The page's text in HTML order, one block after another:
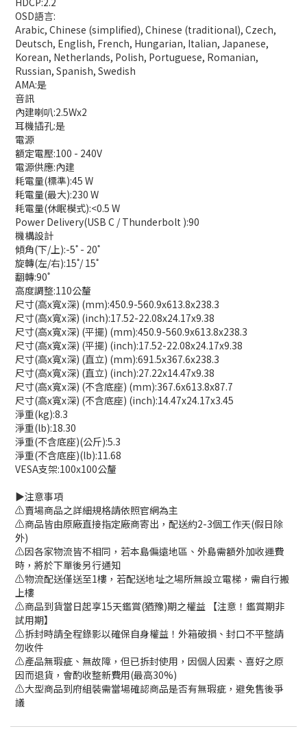
OSD語言:
Arabic, Chinese (simplified), Chinese (traditional), Czech,
Deutsch, English, French, Hungarian, Italian, Japanese,
Korean, Netherlands, Polish, Portuguese, Romanian,
Russian, Spanish, Swedish
AMA:是
音訊
內建喇叭:2.5Wx2
耳機插孔:是
電源
額定電壓:100 - 240V
電源供應:內建
耗電量(標準):45 W
耗電量(最大):230 W
耗電量(休眠模式):<0.5 W
Power Delivery(USB C / Thunderbolt ):90
機構設計
傾角(下/上):-5˚ - 20˚
旋轉(左/右):15˚/ 15˚
翻轉:90˚
高度調整:110公釐
尺寸(高x寬x深) (mm):450.9-560.9x613.8x238.3
尺寸(高x寬x深) (inch):17.52-22.08x24.17x9.38
尺寸(高x寬x深) (平擺) (mm):450.9-560.9x613.8x238.3
尺寸(高x寬x深) (平擺) (inch):17.52-22.08x24.17x9.38
尺寸(高x寬x深) (直立) (mm):691.5x367.6x238.3
尺寸(高x寬x深) (直立) (inch):27.22x14.47x9.38
尺寸(高x寬x深) (不含底座) (mm):367.6x613.8x87.7
尺寸(高x寬x深) (不含底座) (inch):14.47x24.17x3.45
淨重(kg):8.3
淨重(lb):18.30
淨重(不含底座)(公斤):5.3
淨重(不含底座)(lb):11.68
VESA支架:100x100公釐
▶️注意事項
⚠️賣場商品之詳細規格請依照官網為主
⚠️商品皆由原廠直接指定廠商寄出，配送約2-3個工作天(假日除
外)
⚠️因各家物流皆不相同，若本島偏遠地區、外島需額外加收運費
時，將於下單後另行通知
⚠️物流配送僅送至1樓，若配送地址之場所無設立電梯，需自行搬
上樓
⚠️商品到貨當日起享15天鑑賞(猶豫)期之權益 【注意！鑑賞期非
試用期】
⚠️拆封時請全程錄影以確保自身權益！外箱破損、封口不平整請
勿收件
⚠️產品無瑕疵、無故障，但已拆封使用，因個人因素、喜好之原
因而退貨，會酌收整新費用(最高30%)
⚠️大型商品到府組裝需當場確認商品是否有無瑕疵，避免售後爭
議